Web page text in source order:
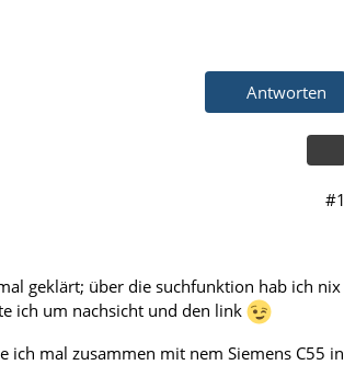
Antworten
#1
geklärt; über die suchfunktion hab ich nix
ich um nachsicht und den link
ich mal zusammen mit nem Siemens C55 in